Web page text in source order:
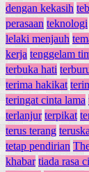
dengan kekasih
perasaan teknologi
lelaki menjauh
kerja tenggelam
terbuka hati
terima hakikat
teringat cinta lama
terlanjur terpikat
terus terang
tetap pendirian
khabar tiada rasa